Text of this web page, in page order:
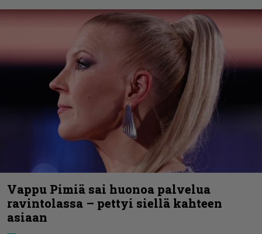
Vappu Pimiä sai huonoa palvelua
ravintolassa – pettyi siellä kahteen
asiaan